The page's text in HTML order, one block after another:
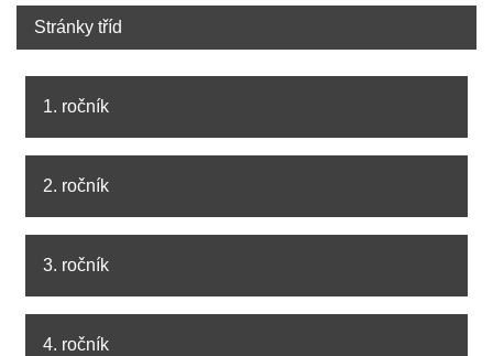
Stránky tříd
1. ročník
2. ročník
3. ročník
4. ročník